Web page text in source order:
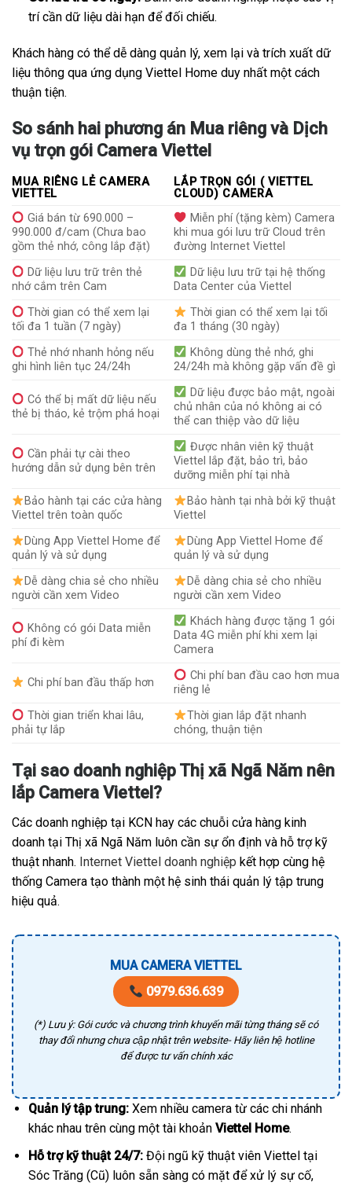
trí cần dữ liệu dài hạn để đối chiếu.
Khách hàng có thể dễ dàng quản lý, xem lại và trích xuất dữ
liệu thông qua ứng dụng Viettel Home duy nhất một cách
thuận tiện.
So sánh hai phương án Mua riêng và Dịch
vụ trọn gói Camera Viettel
MUA RIÊNG LẺ CAMERA
VIETTEL
LẮP TRỌN GÓI ( VIETTEL
CLOUD) CAMERA
Giá bán từ 690.000 –
990.000 đ/cam (Chưa bao
gồm thẻ nhớ, công lắp đặt)
Miễn phí (tặng kèm) Camera
khi mua gói lưu trữ Cloud trên
đường Internet Viettel
Dữ liệu lưu trữ trên thẻ
nhớ cắm trên Cam
Dữ liệu lưu trữ tại hệ thống
Data Center của Viettel
Thời gian có thể xem lại
tối đa 1 tuần (7 ngày)
Thời gian có thể xem lại tối
đa 1 tháng (30 ngày)
Thẻ nhớ nhanh hỏng nếu
ghi hình liên tục 24/24h
Không dùng thẻ nhớ, ghi
24/24h mà không gặp vấn đề gì
Có thể bị mất dữ liệu nếu
thẻ bị tháo, kẻ trộm phá hoại
Dữ liệu được bảo mật, ngoài
chủ nhân của nó không ai có
thể can thiệp vào dữ liệu
Cần phải tự cài theo
hướng dẫn sử dụng bên trên
Được nhân viên kỹ thuật
Viettel lắp đặt, bảo trì, bảo
dưỡng miễn phí tại nhà
Bảo hành tại các cửa hàng
Viettel trên toàn quốc
Bảo hành tại nhà bởi kỹ thuật
Viettel
Dùng App Viettel Home để
quản lý và sử dụng
Dùng App Viettel Home để
quản lý và sử dụng
Dễ dàng chia sẻ cho nhiều
người cần xem Video
Dễ dàng chia sẻ cho nhiều
người cần xem Video
Không có gói Data miễn
phí đi kèm
Khách hàng được tặng 1 gói
Data 4G miễn phí khi xem lại
Camera
Chi phí ban đầu thấp hơn
Chi phí ban đầu cao hơn mua
riêng lẻ
Thời gian triển khai lâu,
phải tự lắp
Thời gian lắp đặt nhanh
chóng, thuận tiện
Tại sao doanh nghiệp Thị xã Ngã Năm nên
lắp Camera Viettel?
Các doanh nghiệp tại KCN hay các chuỗi cửa hàng kinh
doanh tại Thị xã Ngã Năm luôn cần sự ổn định và hỗ trợ kỹ
thuật nhanh. Internet Viettel doanh nghiệp kết hợp cùng hệ
thống Camera tạo thành một hệ sinh thái quản lý tập trung
hiệu quả.
MUA CAMERA VIETTEL
0979.636.639
(*) Lưu ý: Gói cước và chương trình khuyến mãi từng tháng sẽ có
thay đổi nhưng chưa cập nhật trên website- Hãy liên hệ hotline
để được tư vấn chính xác
Quản lý tập trung:Xem nhiều camera từ các chi nhánh
khác nhau trên cùng một tài khoản Viettel Home.
Hỗ trợ kỹ thuật 24/7:Đội ngũ kỹ thuật viên Viettel tại
Sóc Trăng (Cũ) luôn sẵn sàng có mặt để xử lý sự cố,